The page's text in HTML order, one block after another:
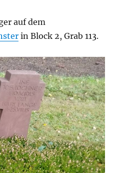
auf dem
inBlock 2, Grab 113.